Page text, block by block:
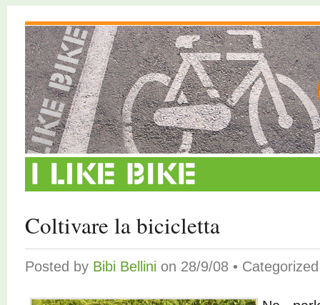
Coltivare la bicicletta
Posted by Bibi Bellini on 28/9/08 •